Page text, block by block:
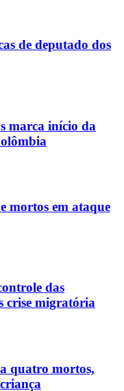
de deputado dos
marca início da
mortos em ataque
das
crise migratória
quatro mortos,